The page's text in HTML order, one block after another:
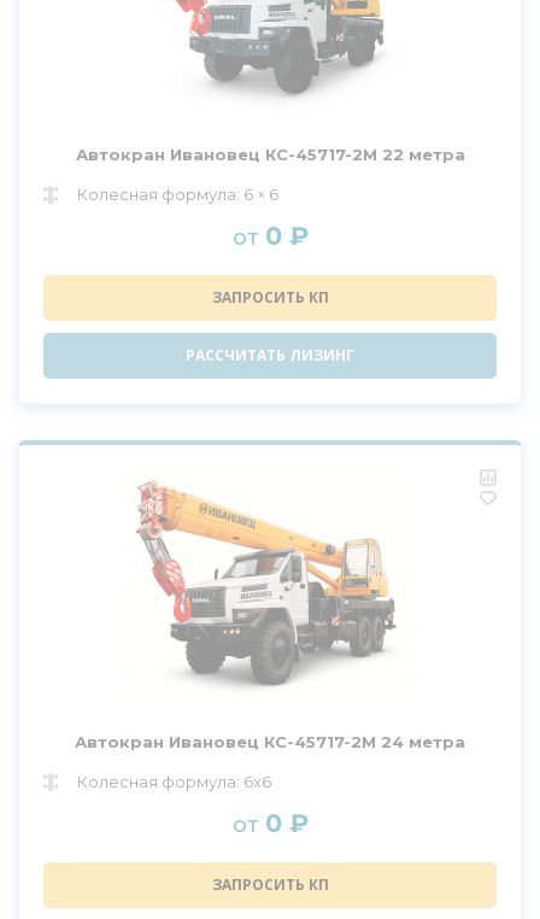
Автокран Ивановец КС-45717-2М 22 метра
Колесная формула: 6 × 6
от 0 ₽
ЗАПРОСИТЬ КП
РАССЧИТАТЬ ЛИЗИНГ
Автокран Ивановец КС-45717-2М 24 метра
Колесная формула: 6x6
от 0 ₽
ЗАПРОСИТЬ КП